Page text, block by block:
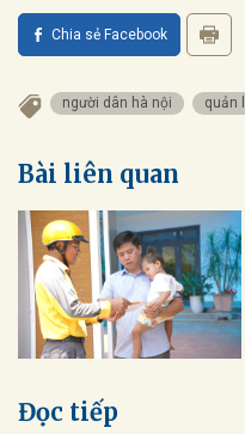
Chia sẻ Facebook
người dân hà nội quản
Bài liên quan
Đọc tiếp